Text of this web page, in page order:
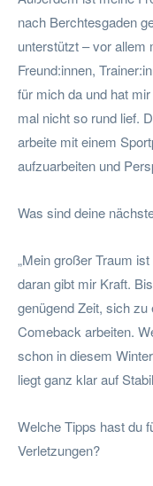
nach Berchtesgaden
unterstützt – vor allem
Freund:innen,
für mich da und hat
mal nicht so rund lief.
arbeite mit einem
aufzuarbeiten und
Was sind deine
„Mein großer Traum
daran gibt mir Kraft.
genügend Zeit, sich
Comeback arbeiten.
schon in diesem
liegt ganz klar auf
Welche Tipps hast du
Verletzungen?